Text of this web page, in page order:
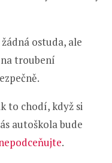
ostuda, ale
troubení
to chodí, když si
autoškola bude
.